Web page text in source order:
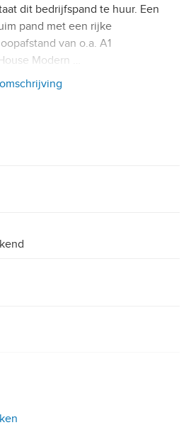
dit bedrijfspand te huur. Een
pand met een rijke
van o.a. A1
Modern …